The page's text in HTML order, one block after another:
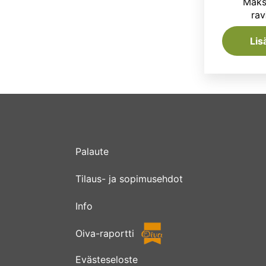
Palaute
Tilaus- ja sopimusehdot
Info
Oiva-raportti
Evästeseloste